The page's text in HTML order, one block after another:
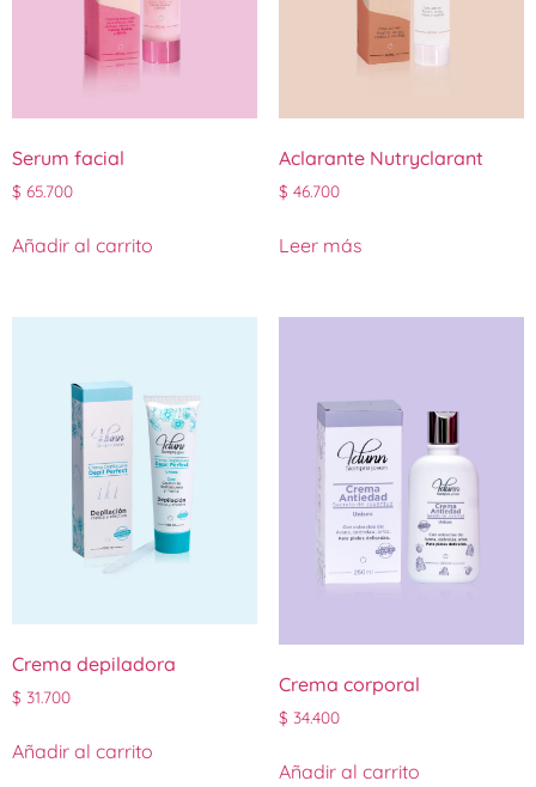
Serum facial
$ 65.700
Añadir al carrito
Aclarante Nutryclarant
$ 46.700
Leer más
Crema depiladora
$ 31.700
Añadir al carrito
Crema corporal
$ 34.400
Añadir al carrito